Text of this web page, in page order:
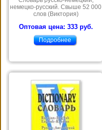
немецко-русский. Свыше 52 000
слов (Виктория)
Оптовая цена: 333 руб.
Подробнее